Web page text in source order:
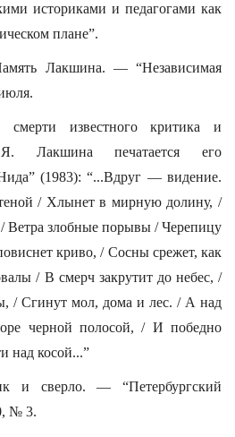
историками и педагогами как
плане”.
Лакшина. — “Независимая
известного критика и
Лакшина печатается его
(1983): “...Вдруг — видение.
/ Хлынет в мирную долину, /
Ветра злобные порывы / Черепицу
криво, / Сосны срежет, как
/ В смерч закрутит до небес, /
/ Сгинут мол, дома и лес. / А над
черной полосой, / И победно
над косой...”
и сверло. — “Петербургский
№ 3.